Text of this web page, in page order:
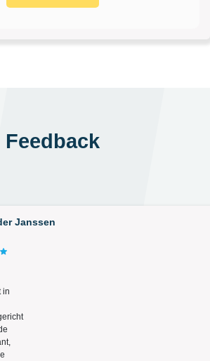
Feedback
Janssen
in